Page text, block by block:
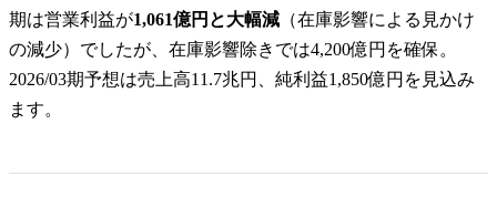
期は営業利益が1,061億円と大幅減 （在庫影響による見かけ
の減少）でしたが、在庫影響除きでは4,200億円を確保。
2026/03期予想は売上高11.7兆円、純利益1,850億円を見込み
ます。